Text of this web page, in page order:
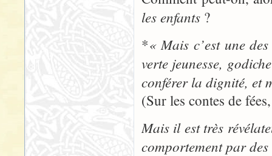
les enfants ?
*« Mais c’est une
verte jeunesse,
conférer la dignité, et
(Sur les contes de
Mais il est très
comportement par